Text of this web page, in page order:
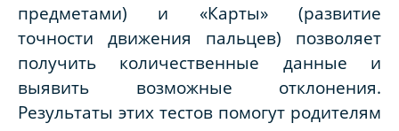
предметами) и «Карты» (развитие
точности движения пальцев) позволяет
получить количественные данные и
выявить возможные отклонения.
Результаты этих тестов помогут родителям